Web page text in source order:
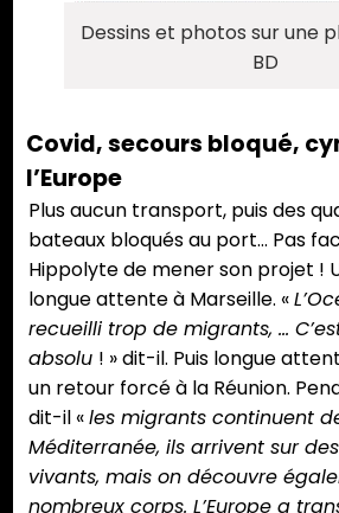
Dessins et photos sur une
BD
Covid, secours bloqué,
l’Europe
Plus aucun transport, puis des
bateaux bloqués au port… Pas
Hippolyte de mener son projet !
longue attente à Marseille. «
recueilli trop de migrants, …
absolu ! » dit-il. Puis longue
un retour forcé à la Réunion.
dit-il «les migrants continuent
Méditerranée, ils arrivent sur
vivants, mais on découvre
nombreux corps. L’Europe a